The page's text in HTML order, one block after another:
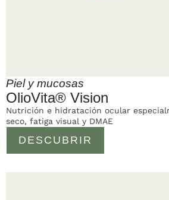
Piel y mucosas
OlioVita® Vision
DESCUBRIR
Nutrición e hidratación ocular
seco, fatiga visual y DMAE